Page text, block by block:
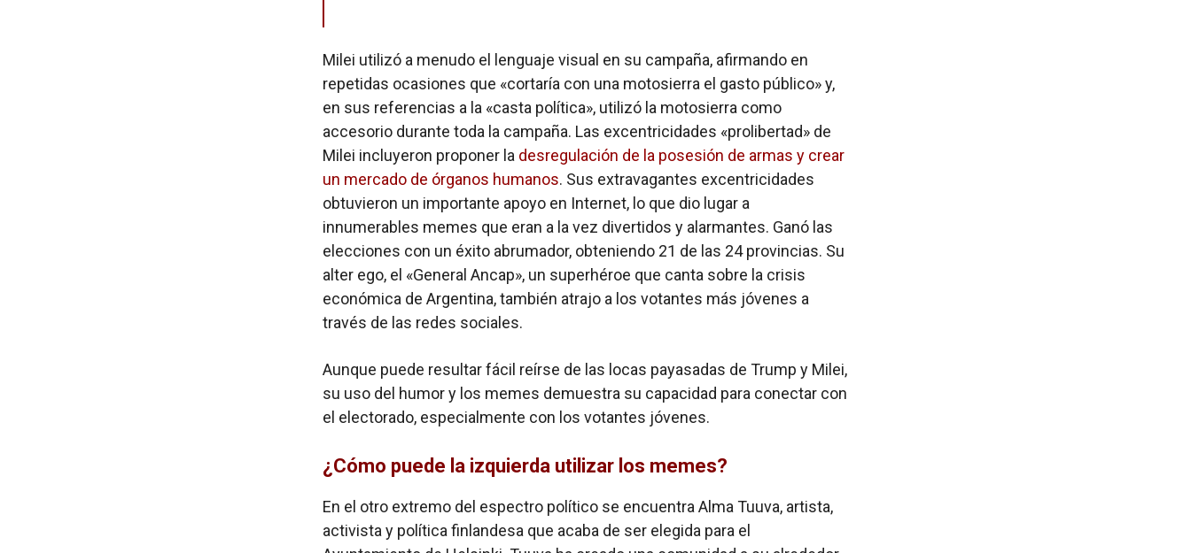
Milei utilizó a menudo el lenguaje visual en su campaña, afirmando en
repetidas ocasiones que «cortaría con una motosierra el gasto público» y,
en sus referencias a la «casta política», utilizó la motosierra como
accesorio durante toda la campaña. Las excentricidades «prolibertad» de
Milei incluyeron proponer la desregulación de la posesión de armas y crear
un mercado de órganos humanos. Sus extravagantes excentricidades
obtuvieron un importante apoyo en Internet, lo que dio lugar a
innumerables memes que eran a la vez divertidos y alarmantes. Ganó las
elecciones con un éxito abrumador, obteniendo 21 de las 24 provincias. Su
alter ego, el «General Ancap», un superhéroe que canta sobre la crisis
económica de Argentina, también atrajo a los votantes más jóvenes a
través de las redes sociales.
Aunque puede resultar fácil reírse de las locas payasadas de Trump y Milei,
su uso del humor y los memes demuestra su capacidad para conectar con
el electorado, especialmente con los votantes jóvenes.
¿Cómo puede la izquierda utilizar los memes?
En el otro extremo del espectro político se encuentra Alma Tuuva, artista,
activista y política finlandesa que acaba de ser elegida para el